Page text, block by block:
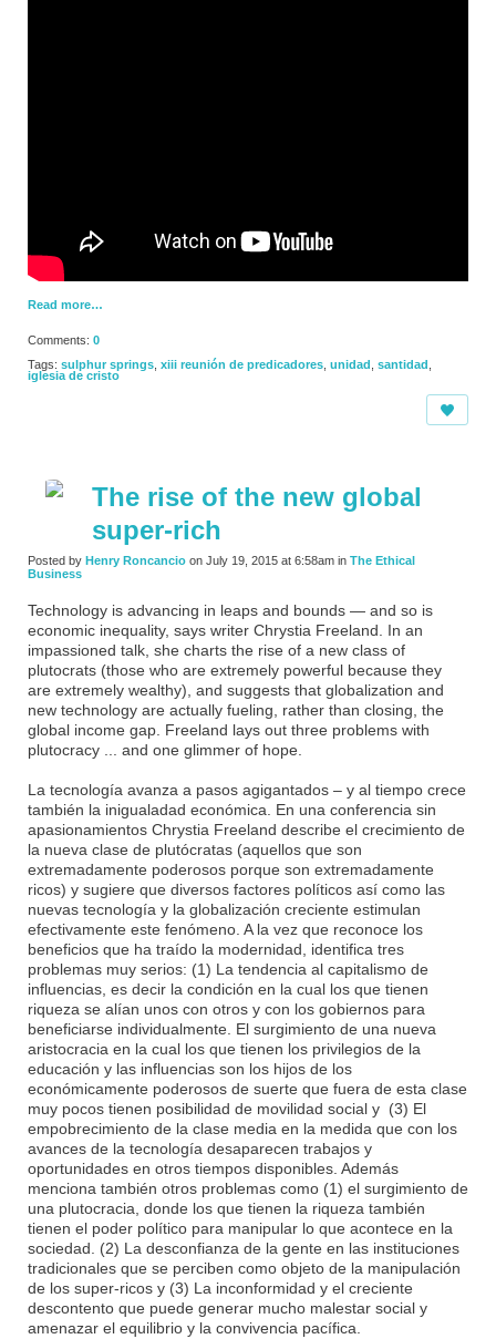
Read more…
Comments: 0
Tags: sulphur springs xiii reunión de predicadores unidad santidad
iglesia de cristo
The rise of the new global
super-rich
Posted by Henry Roncancio on July 19, 2015 at 6:58am in The Ethical
Business
Technology is advancing in leaps and bounds — and so is
economic inequality, says writer Chrystia Freeland. In an
impassioned talk, she charts the rise of a new class of
plutocrats (those who are extremely powerful because they
are extremely wealthy), and suggests that globalization and
new technology are actually fueling, rather than closing, the
global income gap. Freeland lays out three problems with
plutocracy ... and one glimmer of hope.
La tecnología avanza a pasos agigantados – y al tiempo crece
también la inigualadad económica. En una conferencia sin
apasionamientos Chrystia Freeland describe el crecimiento de
la nueva clase de plutócratas (aquellos que son
extremadamente poderosos porque son extremadamente
ricos) y sugiere que diversos factores políticos así como las
nuevas tecnología y la globalización creciente estimulan
efectivamente este fenómeno. A la vez que reconoce los
beneficios que ha traído la modernidad, identifica tres
problemas muy serios: (1) La tendencia al capitalismo de
influencias, es decir la condición en la cual los que tienen
riqueza se alían unos con otros y con los gobiernos para
beneficiarse individualmente. El surgimiento de una nueva
aristocracia en la cual los que tienen los privilegios de la
educación y las influencias son los hijos de los
económicamente poderosos de suerte que fuera de esta clase
muy pocos tienen posibilidad de movilidad social y (3) El
empobrecimiento de la clase media en la medida que con los
avances de la tecnología desaparecen trabajos y
oportunidades en otros tiempos disponibles. Además
menciona también otros problemas como (1) el surgimiento de
una plutocracia, donde los que tienen la riqueza también
tienen el poder político para manipular lo que acontece en la
sociedad. (2) La desconfianza de la gente en las instituciones
tradicionales que se perciben como objeto de la manipulación
de los super-ricos y (3) La inconformidad y el creciente
descontento que puede generar mucho malestar social y
amenazar el equilibrio y la convivencia pacífica.